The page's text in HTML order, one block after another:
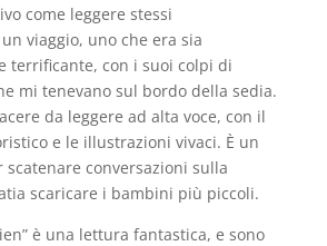
come leggere stessi
viaggio, uno che era sia
terrificante, con i suoi colpi di
mi tenevano sul bordo della sedia.
da leggere ad alta voce, con il
e le illustrazioni vivaci. È un
conversazioni sulla
scaricare i bambini più piccoli.
è una lettura fantastica, e sono